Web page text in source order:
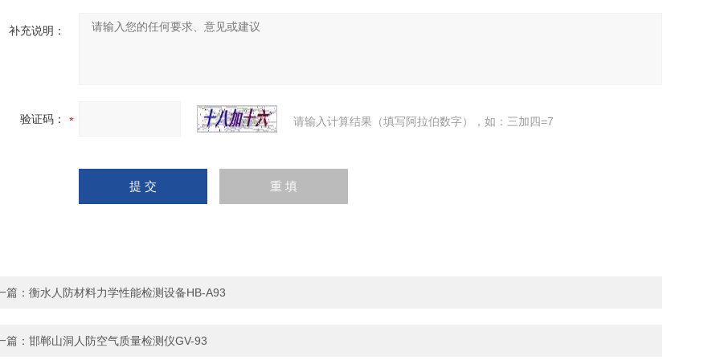
补充说明：
验证码： 请输入计算结果（填写阿拉伯数字），如：三加四=7
篇： 衡水人防材料力学性能检测设备HB-A93
篇： 邯郸山洞人防空气质量检测仪GV-93